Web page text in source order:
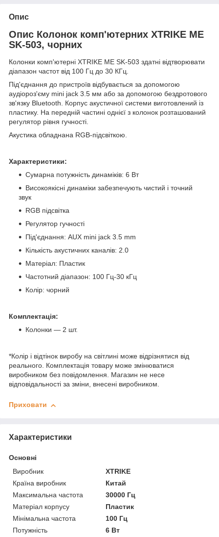
Опис
Опис Колонок комп'ютерних XTRIKE ME
SK-503, чорних
Колонки комп'ютерні XTRIKE ME SK-503 здатні відтворювати
діапазон частот від 100 Гц до 30 КГц.
Під'єднання до пристроїв відбувається за допомогою
аудіороз'єму mini jack 3.5 мм або за допомогою бездротового
зв'язку Bluetooth. Корпус акустичної системи виготовлений із
пластику. На передній частині однієї з колонок розташований
регулятор рівня гучності.
Акустика обладнана RGB-підсвіткою.
Характеристики:
Сумарна потужність динаміків: 6 Вт
Високоякісні динаміки забезпечують чистий і точний
звук
RGB підсвітка
Регулятор гучності
Під'єднання: AUX mini jack 3.5 mm
Кількість акустичних каналів: 2.0
Матеріал: Пластик
Частотний діапазон: 100 Гц-30 кГц
Колір: чорний
Комплектація:
Колонки — 2 шт.
*Колір і відтінок виробу на світлині може відрізнятися від
реального. Комплектація товару може змінюватися
виробником без повідомлення. Магазин не несе
відповідальності за зміни, внесені виробником.
Приховати
Характеристики
Основні
Виробник
XTRIKE
Країна виробник
Китай
Максимальна частота
30000 Гц
Матеріал корпусу
Пластик
Мінімальна частота
100 Гц
Потужність
6 Вт